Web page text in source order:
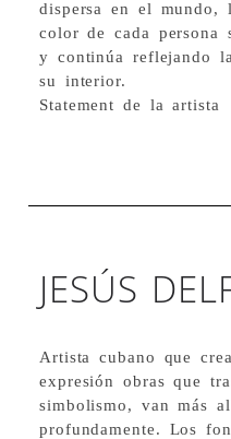
dispersa en el
color de cada persona
y continúa reflejando
su interior.
Statement de la artista
Edición Limitada
JESÚS
Artista cubano que
expresión obras que
simbolismo, van más
profundamente. Los